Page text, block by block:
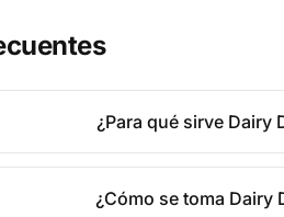
¿Para qué sirve Dairy
¿Cómo se toma Dairy